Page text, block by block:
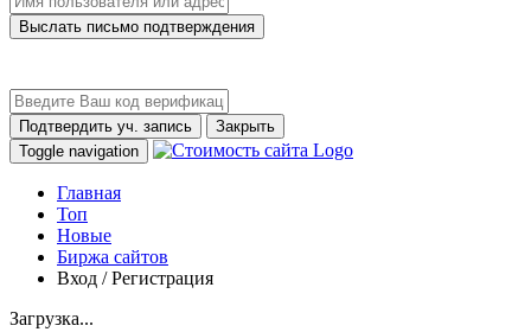
Выслать письмо подтверждения
Подтвердить уч. запись
Закрыть
Toggle navigation
Главная
Топ
Новые
Биржа сайтов
Вход / Регистрация
Загрузка...